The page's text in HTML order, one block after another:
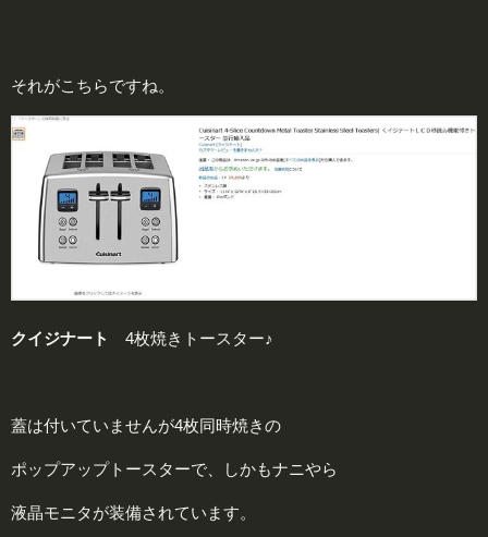
それがこちらですね。
クイジナート 4枚焼きトースター♪
蓋は付いていませんが4枚同時焼きの
ポップアップトースターで、しかもナニやら
液晶モニタが装備されています。